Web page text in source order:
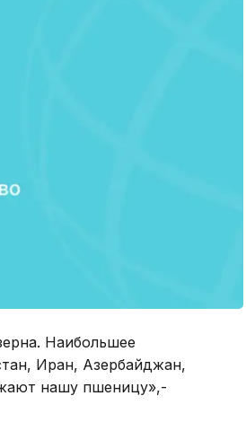
Наибольшее
Иран, Азербайджан,
нашу пшеницу»,-